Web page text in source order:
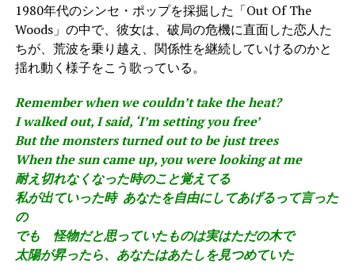
1980年代のシンセ・ポップを採掘した「Out Of The
Woods」の中で、彼女は、破局の危機に直面した恋人た
ちが、荒波を乗り越え、関係性を継続していけるのかと
揺れ動く様子をこう歌っている。
Remember when we couldn’t take the heat?
I walked out, I said, ‘I’m setting you free’
But the monsters turned out to be just trees
When the sun came up, you were looking at me
耐え切れなくなった時のこと覚えてる
私が出ていった時 あなたを自由にしてあげるって言った
の
でも 怪物だと思っていたものは実はただの木で
太陽が昇ったら、 あなたはあたしを見つめていた